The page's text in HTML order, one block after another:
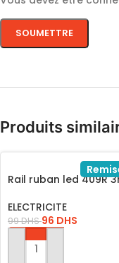
Produits
Rail ruban led 409R
ELECTRICITE
99DHS 96 DHS
AJOUTER AU PANIER